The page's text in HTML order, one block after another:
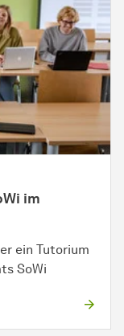
im
ein Tutorium
SoWi